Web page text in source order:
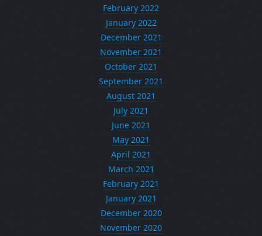
February 2022
January 2022
December 2021
November 2021
October 2021
September 2021
August 2021
July 2021
June 2021
May 2021
April 2021
March 2021
February 2021
January 2021
December 2020
November 2020